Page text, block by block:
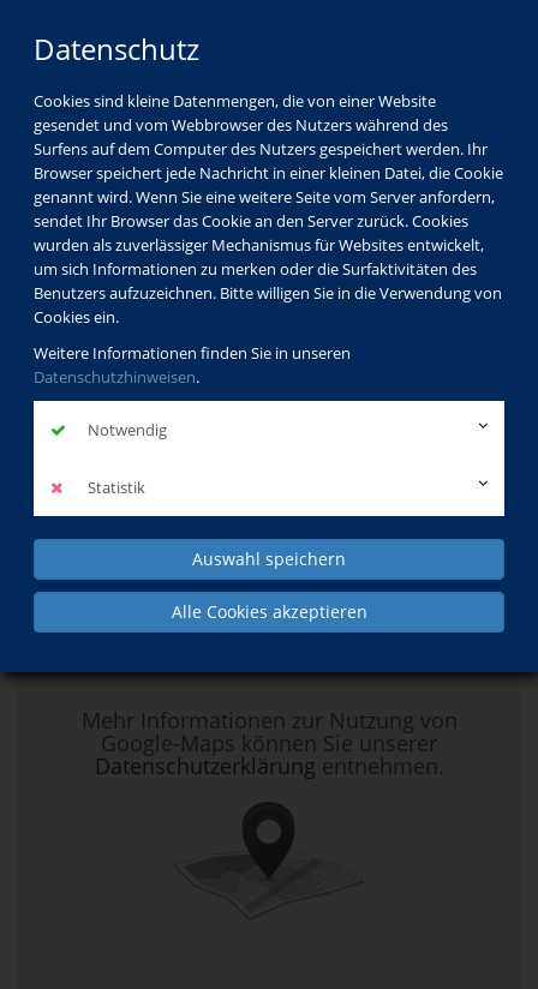
Datenschutz
Cookies sind kleine Datenmengen, die von einer Website
gesendet und vom Webbrowser des Nutzers während des
Surfens auf dem Computer des Nutzers gespeichert werden. Ihr
Browser speichert jede Nachricht in einer kleinen Datei, die Cookie
genannt wird. Wenn Sie eine weitere Seite vom Server anfordern,
sendet Ihr Browser das Cookie an den Server zurück. Cookies
wurden als zuverlässiger Mechanismus für Websites entwickelt,
um sich Informationen zu merken oder die Surfaktivitäten des
Benutzers aufzuzeichnen. Bitte willigen Sie in die Verwendung von
Cookies ein.
Weitere Informationen finden Sie in unseren
Datenschutzhinweisen.
Notwendig
Statistik
Auswahl speichern
Alle Cookies akzeptieren
vhs Görlitz Partner
/Förderverein Scultetus-
Sternwarte Görlitz
http://www.goerlitzer-sternfreunde.de/
Anfahrt
Hier klicken, um Kartenansicht zu
Mehr Informationen zur Nutzung von
Google-Maps können Sie unserer
Datenschutzerklärung entnehmen.